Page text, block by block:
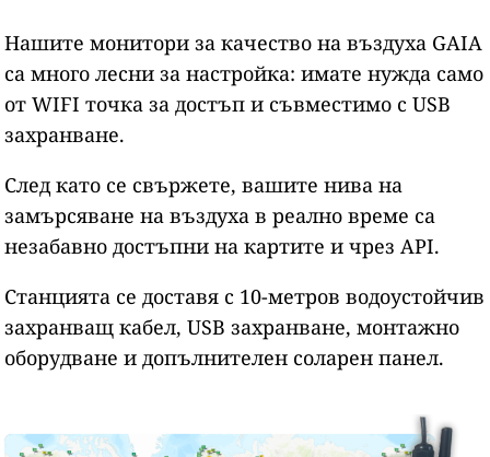
Нашите монитори за качество на въздуха GAIA
са много лесни за настройка: имате нужда само
от WIFI точка за достъп и съвместимо с USB
захранване.
След като се свържете, вашите нива на
замърсяване на въздуха в реално време са
незабавно достъпни на картите и чрез API.
Станцията се доставя с 10-метров водоустойчив
захранващ кабел, USB захранване, монтажно
оборудване и допълнителен соларен панел.